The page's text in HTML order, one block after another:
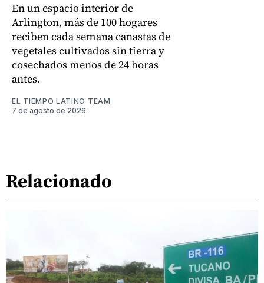
En un espacio interior de
Arlington, más de 100 hogares
reciben cada semana canastas de
vegetales cultivados sin tierra y
cosechados menos de 24 horas
antes.
EL TIEMPO LATINO TEAM
7 de agosto de 2026
Relacionado